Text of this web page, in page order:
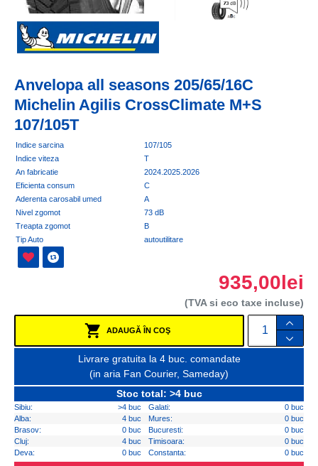
Anvelopa all seasons 205/65/16C
Michelin Agilis CrossClimate M+S
107/105T
Indice sarcina
107/105
Indice viteza
T
An fabricatie
2024.2025.2026
Eficienta consum
C
Aderenta carosabil umed
A
Nivel zgomot
73 dB
Treapta zgomot
B
Tip Auto
autoutilitare
935,00lei
(TVA si eco taxe incluse)
ADAUGĂ ÎN COŞ
Livrare gratuita la 4 buc. comandate
(in aria Fan Courier, Sameday)
Stoc total: >4 buc
Sibiu: >4 buc Galati:
0 buc
Alba:
4 buc Mures:
0 buc
Brasov:
0 buc Bucuresti:
0 buc
Cluj:
4 buc Timisoara:
0 buc
Deva:
0 buc Constanta: 0 buc